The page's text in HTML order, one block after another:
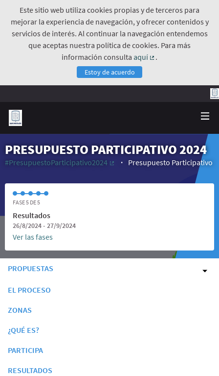
Este sitio web utiliza cookies propias y de terceros para
mejorar la experiencia de navegación, y ofrecer contenidos y
servicios de interés. Al continuar la navegación entendemos
que aceptas nuestra política de cookies. Para más
información consulta aquí
.
Estoy de acuerdo
PRESUPUESTO PARTICIPATIVO 2024
#PresupuestoParticipativo2024
Presupuesto Participativo
FASE 5 DE 5
Resultados
26/8/2024 - 27/9/2024
Ver las fases
PROPUESTAS
EL PROCESO
ZONAS
¿QUÉ ES?
PARTICIPA
RESULTADOS